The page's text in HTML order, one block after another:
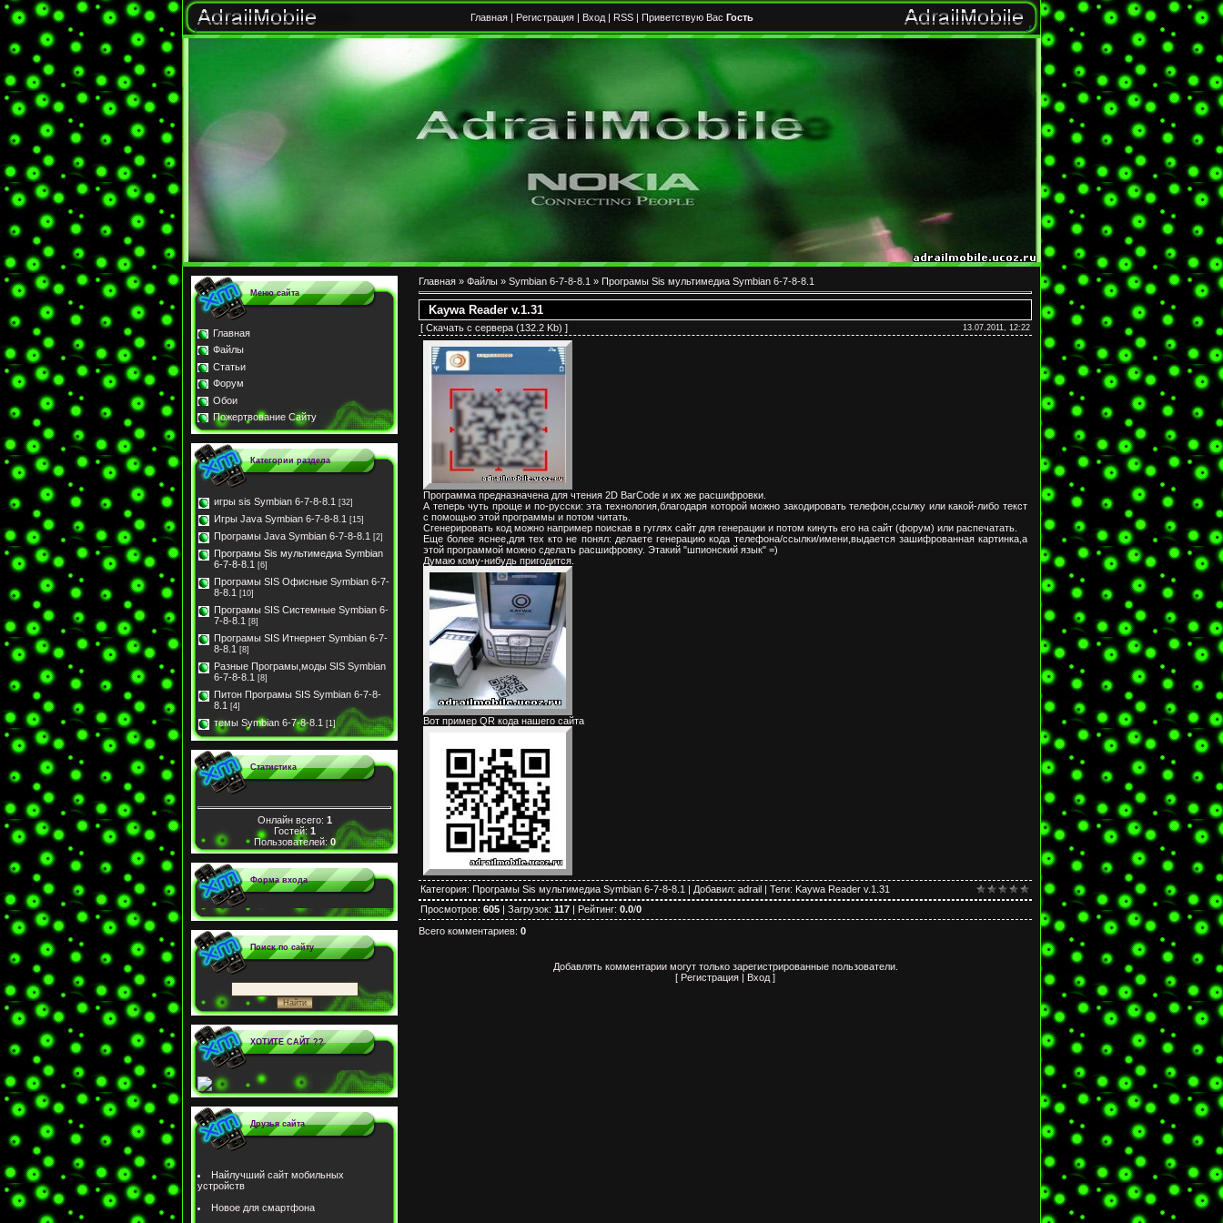
Главная| Регистрация| Вход| RSS| Приветствую Вас Гость
Меню сайта
Главная
Файлы
Статьи
Форум
Обои
Пожертвование Сайту
Категории раздела
игры sis Symbian 6-7-8-8.1 [32]
Игры Java Symbian 6-7-8-8.1 [15]
Програмы Java Symbian 6-7-8-8.1 [2]
Програмы Sis мультимедиа Symbian
6-7-8-8.1 [6]
Програмы SIS Офисные Symbian 6-7-
8-8.1 [10]
Програмы SIS Системные Symbian 6-
7-8-8.1 [8]
Програмы SIS Итнернет Symbian 6-7-
8-8.1 [8]
Разные Програмы,моды SIS Symbian
6-7-8-8.1 [8]
Питон Програмы SIS Symbian 6-7-8-
8.1 [4]
темы Symbian 6-7-8-8.1 [1]
Статистика
Онлайн всего: 1
Гостей: 1
Пользователей:0
Форма входа
Поиск по сайту
ХОТИТЕ САЙТ ??
Друзья сайта
Найлучший сайт мобильных
устройств
Новое для смартфона
Главная » Файлы » Symbian 6-7-8-8.1 » Програмы Sis мультимедиа Symbian 6-7-8-8.1
Kaywa Reader v.1.31
[ Скачать с сервера (132.2 Kb) ] 13.07.2011, 12:22
Программа предназначена для чтения 2D BarCode и их же расшифровки.
А теперь чуть проще и по-русски: эта технология,благодаря которой можно закодировать телефон,ссылку или какой-либо текст
с помощью этой программы и потом читать.
Сгенерировать код можно например поискав в гуглях сайт для генерации и потом кинуть его на сайт (форум) или распечатать.
Еще более яснее,для тех кто не понял: делаете генерацию кода телефона/ссылки/имени,выдается зашифрованная картинка,а
этой программой можно сделать расшифровку. Этакий "шпионский язык" =)
Думаю кому-нибудь пригодится.
Вот пример QR кода нашего сайта
Категория: Програмы Sis мультимедиа Symbian 6-7-8-8.1 | Добавил: adrail | Теги: Kaywa Reader v.1.31
Просмотров: 605 | Загрузок: 117 | Рейтинг: 0.0/0
Всего комментариев: 0
Добавлять комментарии могут только зарегистрированные пользователи.
[ Регистрация | Вход ]